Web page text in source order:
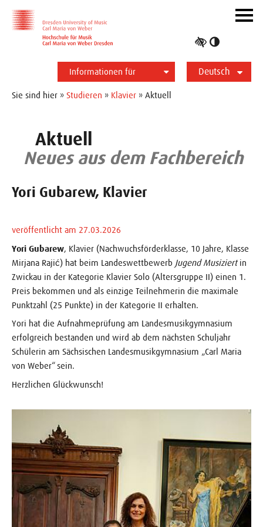
Informationen für
Studierende
Bewerber*innen
International
Presse
Alumni
Deutsch
ein-/
Sie sind hier » Studieren » Klavier » Aktuell
Aktuell
Neues aus dem Fachbereich
Yori Gubarew, Klavier
veröffentlicht am 27.03.2026
Yori Gubarew, Klavier (Nachwuchsförderklasse, 10 Jahre, Klasse
Mirjana Rajić) hat beim Landeswettbewerb Jugend Musiziertin
Zwickau in der Kategorie Klavier Solo (Altersgruppe II) einen 1.
Preis bekommen und als einzige Teilnehmerin die maximale
Punktzahl (25 Punkte) in der Kategorie II erhalten.
Yori hat die Aufnahmeprüfung am Landesmusikgymnasium
erfolgreich bestanden und wird ab dem nächsten Schuljahr
Schülerin am Sächsischen Landesmusikgymnasium „Carl Maria
von Weber“ sein.
Herzlichen Glückwunsch!